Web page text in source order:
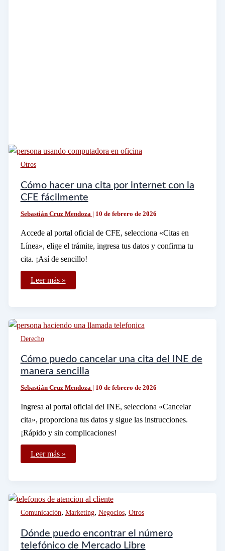
Otros
Cómo hacer una cita por internet con la
CFE fácilmente
Sebastián Cruz Mendoza | 10 de febrero de 2026
Accede al portal oficial de CFE, selecciona «Citas en
Línea», elige el trámite, ingresa tus datos y confirma tu
cita. ¡Así de sencillo!
Cómo
hacer
con
CFE
Leer más »
Derecho
Cómo puedo cancelar una cita del INE de
manera sencilla
Sebastián Cruz Mendoza | 10 de febrero de 2026
Ingresa al portal oficial del INE, selecciona «Cancelar
cita», proporciona tus datos y sigue las instrucciones.
¡Rápido y sin complicaciones!
Cómo
puedo
INE
manera
Leer más »
Comunicación, Marketing, Negocios, Otros
Dónde puedo encontrar el número
telefónico de Mercado Libre